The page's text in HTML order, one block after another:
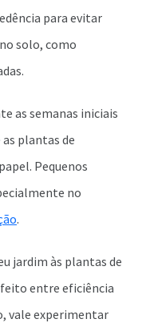
para evitar
solo, como
as semanas iniciais
plantas de
Pequenos
no
.
jardim às plantas de
entre eficiência
vale experimentar